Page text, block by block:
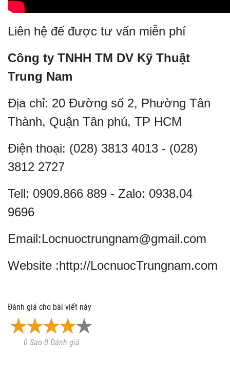
Liên hệ để được tư vấn miễn phí
Công ty TNHH TM DV Kỹ Thuật
Trung Nam
Địa chỉ: 20 Đường số 2, Phường Tân
Thành, Quận Tân phú, TP HCM
Điện thoại: (028) 3813 4013 - (028)
3812 2727
Tell: 0909.866 889 - Zalo: 0938.04
9696
Email:Locnuoctrungnam@gmail.com
Website :http://LocnuocTrungnam.com
Đánh giá cho bài viết này
0 Sao 0 Đánh giá